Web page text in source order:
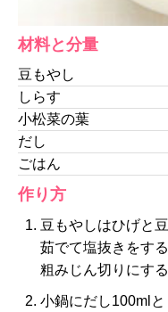
材料と分量
豆もやし
しらす
小松菜の葉
だし
ごはん
作り方
豆もやしはひげと
茹でて塩抜きをす
粗みじん切りにする
小鍋にだし100ml